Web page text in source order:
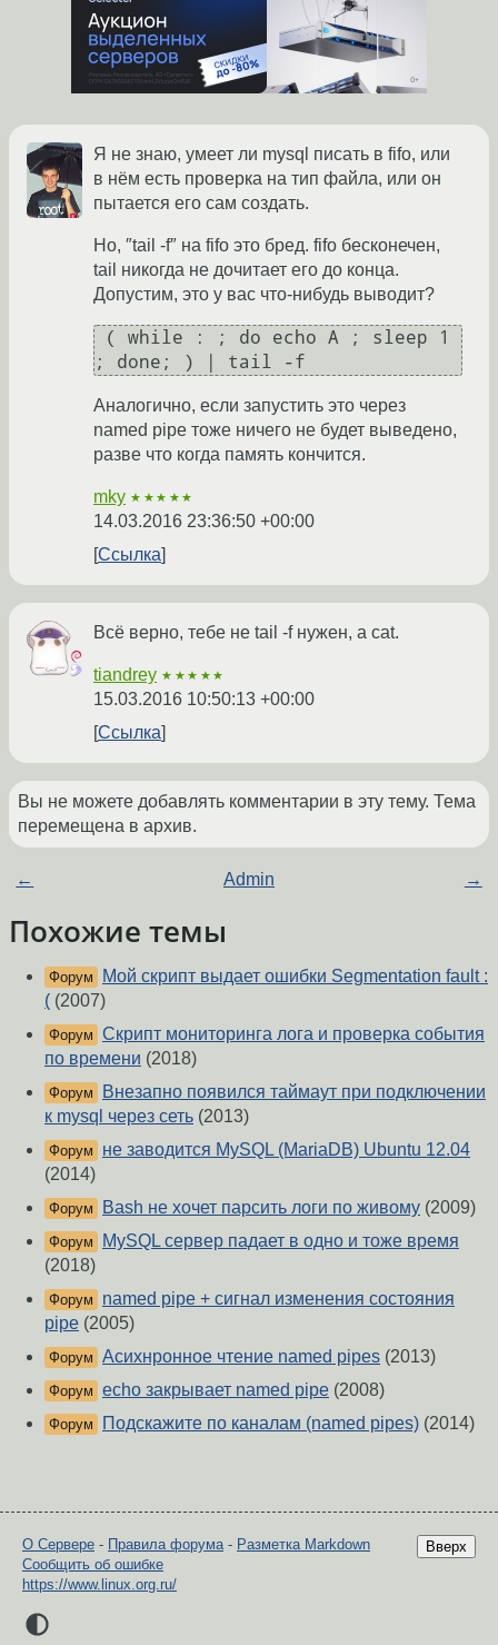
Я не знаю, умеет ли mysql писать в fifo, или
в нём есть проверка на тип файла, или он
пытается его сам создать.
Но, ″tail -f″ на fifo это бред. fifo бесконечен,
tail никогда не дочитает его до конца.
Допустим, это у вас что-нибудь выводит?
Аналогично, если запустить это через
named pipe тоже ничего не будет выведено,
разве что когда память кончится.
mky ★★★★★
14.03.2016 23:36:50 +00:00
Ссылка
Всё верно, тебе не tail -f нужен, а cat.
tiandrey ★★★★★
15.03.2016 10:50:13 +00:00
Ссылка
Вы не можете добавлять комментарии в эту тему. Тема
перемещена в архив.
← Admin →
Похожие темы
Форум
Мой скрипт выдает ошибки Segmentation fault :
( (2007)
Форум Скрипт мониторинга лога и проверка события
по времени (2018)
Форум
Внезапно появился таймаут при подключении
к mysql через сеть (2013)
Форум
не заводится MySQL (MariaDB) Ubuntu 12.04
(2014)
Форум Bash не хочет парсить логи по живому (2009)
Форум
MySQL сервер падает в одно и тоже время
(2018)
Форум
named pipe + сигнал изменения состояния
pipe (2005)
Форум Асихнронное чтение named pipes (2013)
Форум echo закрывает named pipe (2008)
Форум Подскажите по каналам (named pipes) (2014)
Вверх
О Сервере - Правила форума- Разметка Markdown
Сообщить об ошибке
https://www.linux.org.ru/